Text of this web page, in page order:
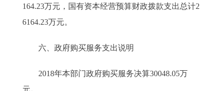
164.23万元，国有资本经营预算财政拨款支出总计2
6164.23万元。
六、政府购买服务支出说明
2018年本部门政府购买服务决算30048.05万
元。